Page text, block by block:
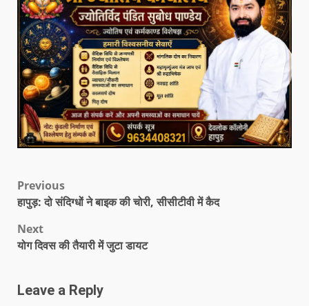
Previous
हापुड़: दो संदिग्धों ने बाइक की चोरी, सीसीटीवी में कैद
Next
योग दिवस की तैयारी में जुटा डायट
Leave a Reply